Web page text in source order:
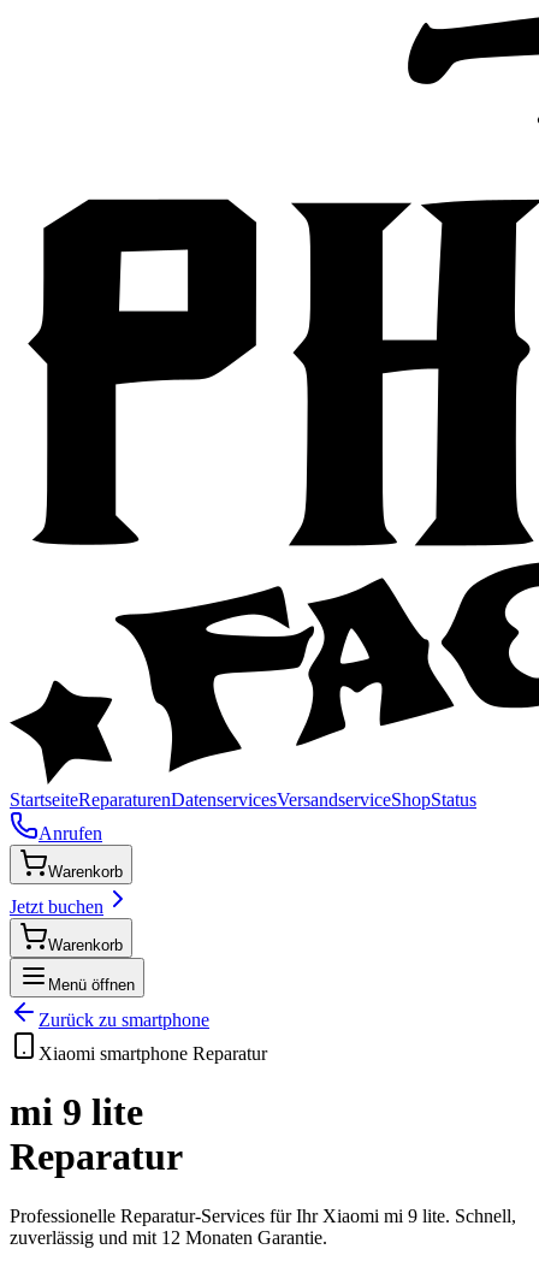
StartseiteReparaturenDatenservicesVersandserviceShopStatus
Anrufen
Warenkorb
Jetzt buchen
Warenkorb
Menü öffnen
Zurück zu smartphone
Xiaomi smartphone Reparatur
mi 9 lite
Reparatur
Professionelle Reparatur-Services für Ihr Xiaomi mi 9 lite. Schnell,
zuverlässig und mit 12 Monaten Garantie.